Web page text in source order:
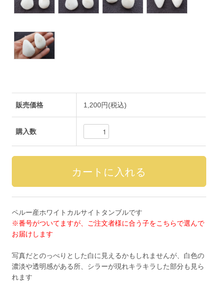
販売価格 1,200円(税込)
購入数
ペルー産ホワイトカルサイトタンブルです
※番号がついてますが、ご注文者様に合う子をこちらで選んで
お届けします
写真だとのっぺりとした白に見えるかもしれませんが、白色の
濃淡や透明感がある所、シラーが現れキラキラした部分も見ら
れます